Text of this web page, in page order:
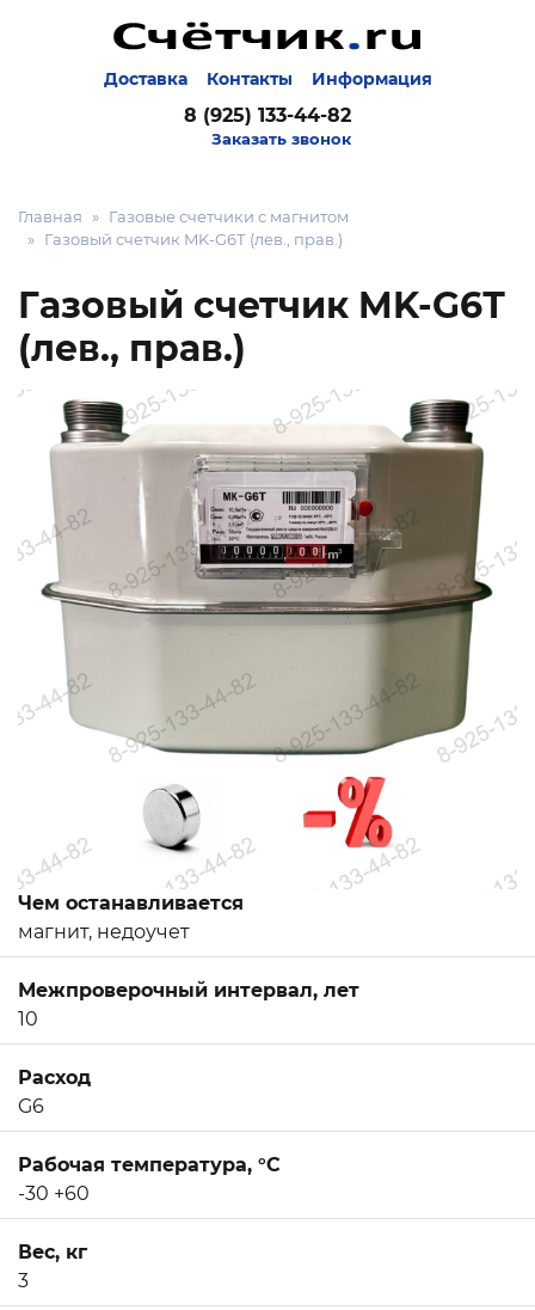
Доставка Контакты Информация
8 (925) 133-44-82
Заказать звонок
Главная
Газовые счетчики с магнитом
Газовый счетчик MK-G6Т (лев., прав.)
Газовый счетчик MK-G6Т
(лев., прав.)
Чем останавливается
магнит, недоучет
Межпроверочный интервал, лет
10
Расход
G6
Рабочая температура, °C
-30 +60
Вес, кг
3